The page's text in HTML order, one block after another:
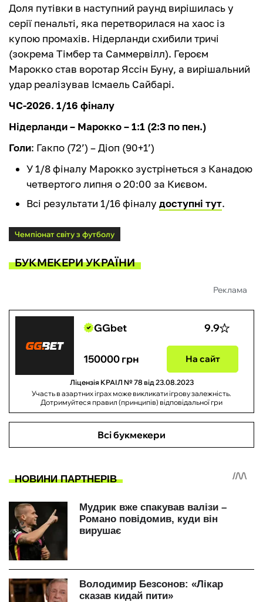
Доля путівки в наступний раунд вирішилась у
серії пенальті, яка перетворилася на хаос із
купою промахів. Нідерланди схибили тричі
(зокрема Тімбер та Саммервілл). Героєм
Марокко став воротар Яссін Буну, а вирішальний
удар реалізував Ісмаель Сайбарі.
ЧС-2026. 1/16 фіналу
Нідерланди – Марокко – 1:1 (2:3 по пен.)
Голи: Гакпо (72’) – Діоп (90+1’)
У 1/8 фіналу Марокко зустрінеться з Канадою
четвертого липня о 20:00 за Києвом.
Всі результати 1/16 фіналу доступні тут.
Чемпіонат світу з футболу
БУКМЕКЕРИ УКРАЇНИ
Реклама
GGbet 9.9
150000 грн На сайт
Ліцензія КРАІЛ № 78 від 23.08.2023
Участь в азартних іграх може викликати ігрову залежність.
Дотримуйтеся правил (принципів) відповідальної гри
Всі букмекери